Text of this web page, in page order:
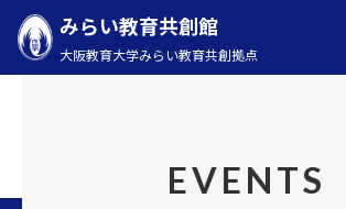
みらい教育共創館
大阪教育大学みらい教育共創拠点
EVENTS